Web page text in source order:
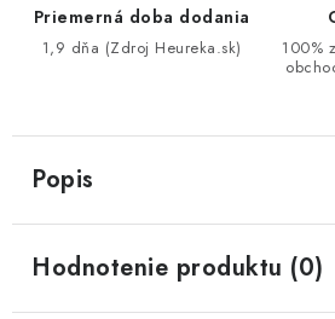
Priemerná doba dodania
1,9 dňa (Zdroj Heureka.sk)
100%
Popis
Hodnotenie produktu (0)